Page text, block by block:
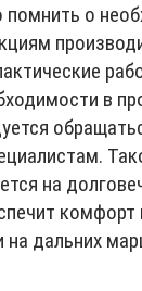
помнить о
в
на
комфорт
на дальних